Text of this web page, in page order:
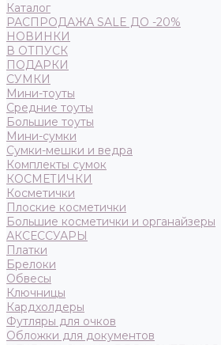
Каталог
РАСПРОДАЖА SALE ДО -20%
НОВИНКИ
В ОТПУСК
ПОДАРКИ
СУМКИ
Мини-тоуты
Средние тоуты
Большие тоуты
Мини-сумки
Сумки-мешки и ведра
Комплекты сумок
КОСМЕТИЧКИ
Косметички
Плоские косметички
Большие косметички и органайзеры
АКСЕССУАРЫ
Платки
Брелоки
Обвесы
Ключницы
Кардхолдеры
Футляры для очков
Обложки для документов